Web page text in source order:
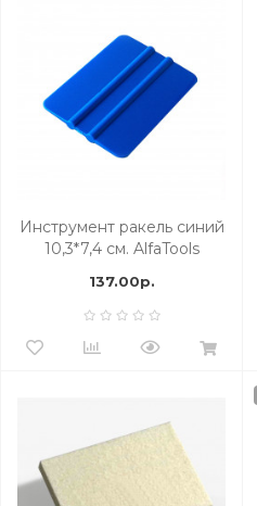
Инструмент ракель синий
10,3*7,4 см. AlfaTools
137.00р.